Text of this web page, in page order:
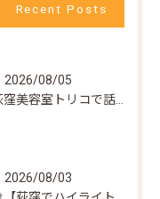
Recent Posts
2026/08/05
2026/08/03